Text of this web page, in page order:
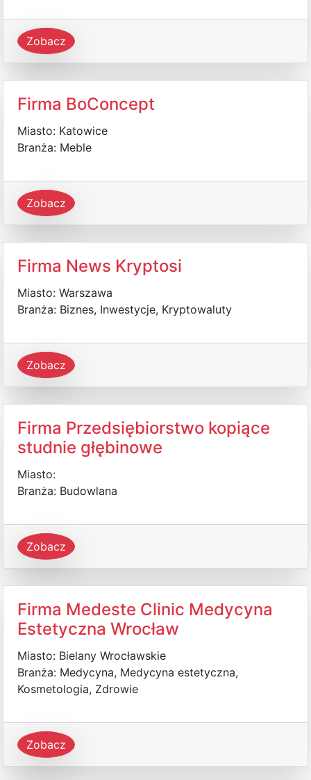
Zobacz
Firma BoConcept
Miasto: Katowice
Branża: Meble
Zobacz
Firma News Kryptosi
Miasto: Warszawa
Branża: Biznes, Inwestycje, Kryptowaluty
Zobacz
Firma Przedsiębiorstwo kopiące
studnie głębinowe
Miasto:
Branża: Budowlana
Zobacz
Firma Medeste Clinic Medycyna
Estetyczna Wrocław
Miasto: Bielany Wrocławskie
Branża: Medycyna, Medycyna estetyczna,
Kosmetologia, Zdrowie
Zobacz